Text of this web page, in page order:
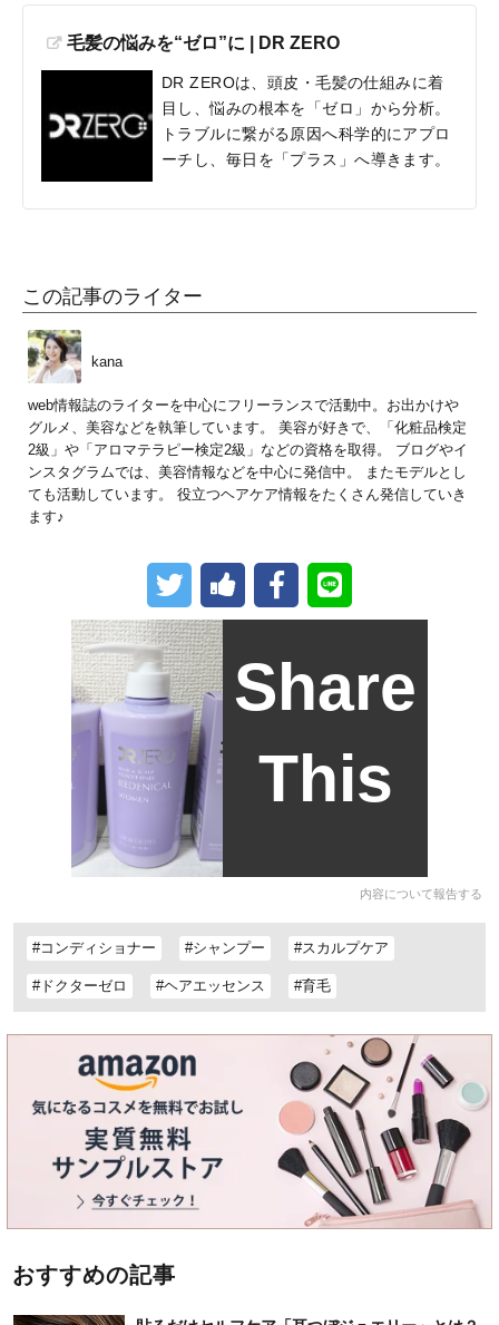
毛髪の悩みを“ゼロ”に | DR ZERO
DR ZEROは、頭皮・毛髪の仕組みに着
目し、悩みの根本を「ゼロ」から分析。
トラブルに繋がる原因へ科学的にアプロ
ーチし、毎日を「プラス」へ導きます。
この記事のライター
kana
web情報誌のライターを中心にフリーランスで活動中。お出かけや
グルメ、美容などを執筆しています。 美容が好きで、「化粧品検定
2級」や「アロマテラピー検定2級」などの資格を取得。 ブログやイ
ンスタグラムでは、美容情報などを中心に発信中。 またモデルとし
ても活動しています。 役立つヘアケア情報をたくさん発信していき
ます♪
Share
This
内容について報告する
#コンディショナー #シャンプー #スカルプケア
#ドクターゼロ #ヘアエッセンス #育毛
おすすめの記事